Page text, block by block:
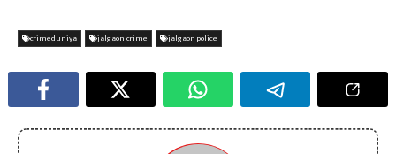
crimeduniya jalgaon crime jalgaon police